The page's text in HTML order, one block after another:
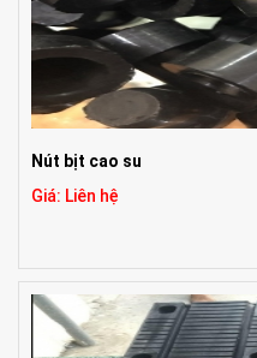
Nút bịt cao su
Giá: Liên hệ